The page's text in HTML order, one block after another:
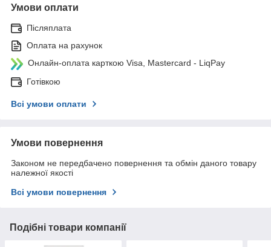
Умови оплати
Післяплата
Оплата на рахунок
Онлайн-оплата карткою Visa, Mastercard - LiqPay
Готівкою
Всі умови оплати
Умови повернення
Законом не передбачено повернення та обмін даного товару
належної якості
Всі умови повернення
Подібні товари компанії